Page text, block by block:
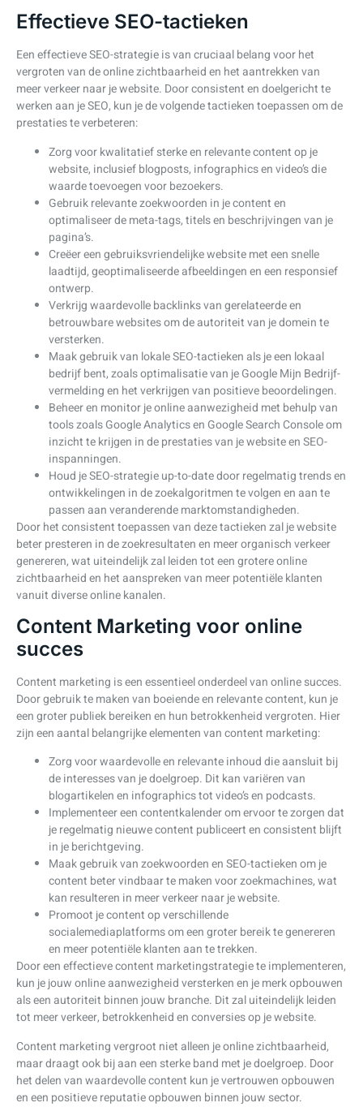
Effectieve SEO-tactieken
Een effectieve SEO-strategie is van cruciaal belang voor het
vergroten van de online zichtbaarheid en het aantrekken van
meer verkeer naar je website. Door consistent en doelgericht te
werken aan je SEO, kun je de volgende tactieken toepassen om de
prestaties te verbeteren:
Zorg voor kwalitatief sterke en relevante content op je
website, inclusief blogposts, infographics en video’s die
waarde toevoegen voor bezoekers.
Gebruik relevante zoekwoorden in je content en
optimaliseer de meta-tags, titels en beschrijvingen van je
pagina’s.
Creëer een gebruiksvriendelijke website met een snelle
laadtijd, geoptimaliseerde afbeeldingen en een responsief
ontwerp.
Verkrijg waardevolle backlinks van gerelateerde en
betrouwbare websites om de autoriteit van je domein te
versterken.
Maak gebruik van lokale SEO-tactieken als je een lokaal
bedrijf bent, zoals optimalisatie van je Google Mijn Bedrijf-
vermelding en het verkrijgen van positieve beoordelingen.
Beheer en monitor je online aanwezigheid met behulp van
tools zoals Google Analytics en Google Search Console om
inzicht te krijgen in de prestaties van je website en SEO-
inspanningen.
Houd je SEO-strategie up-to-date door regelmatig trends en
ontwikkelingen in de zoekalgoritmen te volgen en aan te
passen aan veranderende marktomstandigheden.
Door het consistent toepassen van deze tactieken zal je website
beter presteren in de zoekresultaten en meer organisch verkeer
genereren, wat uiteindelijk zal leiden tot een grotere online
zichtbaarheid en het aanspreken van meer potentiële klanten
vanuit diverse online kanalen.
Content Marketing voor online
succes
Content marketing is een essentieel onderdeel van online succes.
Door gebruik te maken van boeiende en relevante content, kun je
een groter publiek bereiken en hun betrokkenheid vergroten. Hier
zijn een aantal belangrijke elementen van content marketing:
Zorg voor waardevolle en relevante inhoud die aansluit bij
de interesses van je doelgroep. Dit kan variëren van
blogartikelen en infographics tot video’s en podcasts.
Implementeer een contentkalender om ervoor te zorgen dat
je regelmatig nieuwe content publiceert en consistent blijft
in je berichtgeving.
Maak gebruik van zoekwoorden en SEO-tactieken om je
content beter vindbaar te maken voor zoekmachines, wat
kan resulteren in meer verkeer naar je website.
Promoot je content op verschillende
socialemediaplatforms om een groter bereik te genereren
en meer potentiële klanten aan te trekken.
Door een effectieve content marketingstrategie te implementeren,
kun je jouw online aanwezigheid versterken en je merk opbouwen
als een autoriteit binnen jouw branche. Dit zal uiteindelijk leiden
tot meer verkeer, betrokkenheid en conversies op je website.
Content marketing vergroot niet alleen je online zichtbaarheid,
maar draagt ook bij aan een sterke band met je doelgroep. Door
het delen van waardevolle content kun je vertrouwen opbouwen
en een positieve reputatie opbouwen binnen jouw sector.